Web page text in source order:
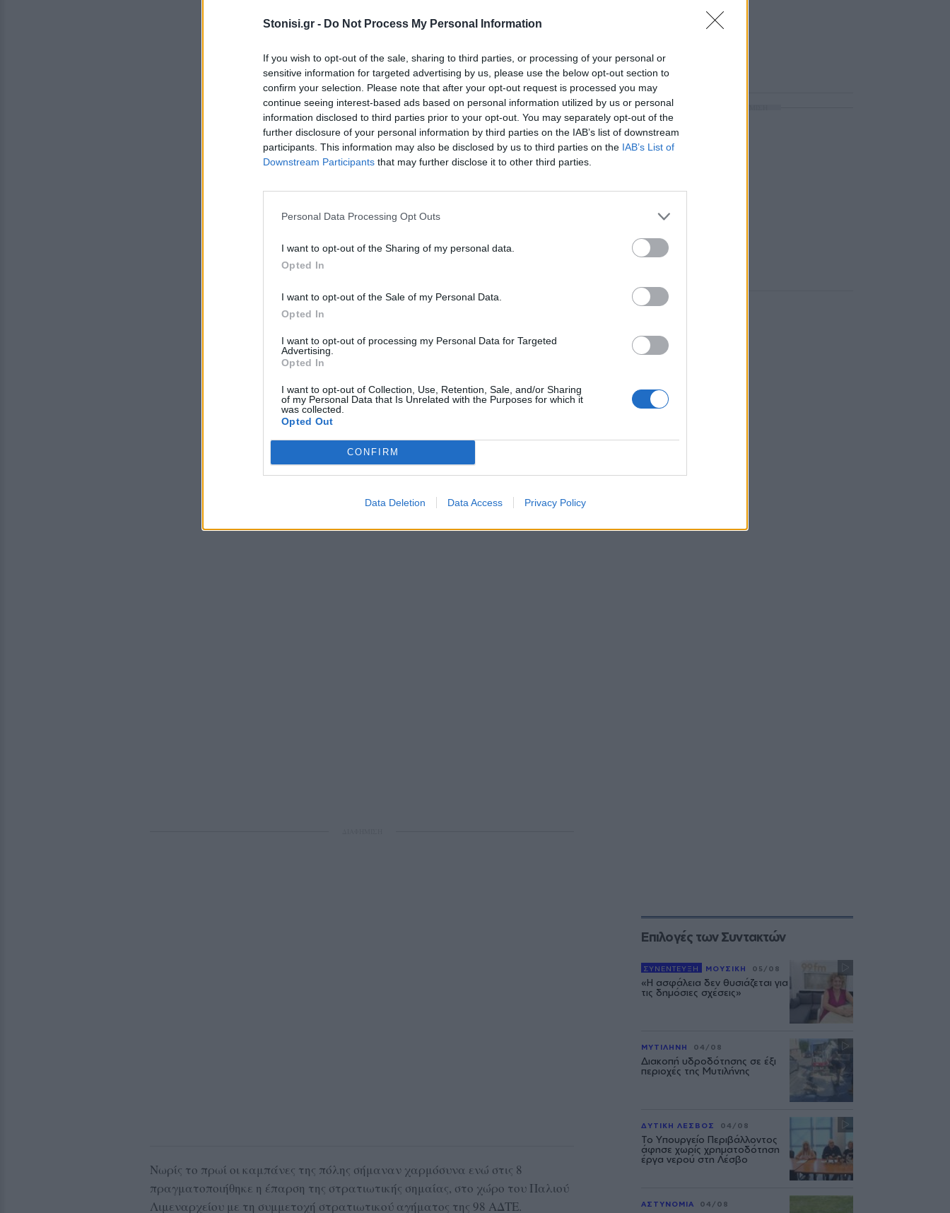
Stonisi.gr - Do Not Process My Personal Information
If you wish to opt-out of the sale, sharing to third parties, or processing of your personal or
sensitive information for targeted advertising by us, please use the below opt-out section to
confirm your selection. Please note that after your opt-out request is processed you may
continue seeing interest-based ads based on personal information utilized by us or personal
information disclosed to third parties prior to your opt-out. You may separately opt-out of the
further disclosure of your personal information by third parties on the IAB’s list of downstream
participants. This information may also be disclosed by us to third parties on the IAB’s List of
Downstream Participants that may further disclose it to other third parties.
Personal Data Processing Opt Outs
I want to opt-out of the Sharing of my personal data.
Opted In
I want to opt-out of the Sale of my Personal Data.
Opted In
I want to opt-out of processing my Personal Data for Targeted
Advertising.
Opted In
I want to opt-out of Collection, Use, Retention, Sale, and/or Sharing
of my Personal Data that Is Unrelated with the Purposes for which it
was collected.
Opted Out
CONFIRM
Data Deletion Data Access Privacy Policy
Νωρίς το πρωί οι καμπάνες της πόλης σήμαναν χαρμόσυνα ενώ στις 8
πραγματοποιήθηκε η έπαρση της στρατιωτικής σημαίας, στο χώρο του Παλιού
Λιμεναρχείου με τη συμμετοχή στρατιωτικού αγήματος της 98 ΑΔΤΕ.
Επιλογές των Συντακτών
ΣΥΝΕΝΤΕΥΞΗ ΜΟΥΣΙΚΗ 05/08
«Η ασφάλεια δεν θυσιάζεται για
τις δημόσιες σχέσεις»
ΜΥΤΙΛΗΝΗ 04/08
Διακοπή υδροδότησης σε έξι
περιοχές της Μυτιλήνης
ΔΥΤΙΚΗ ΛΕΣΒΟΣ 04/08
Το Υπουργείο Περιβάλλοντος
άφησε χωρίς χρηματοδότηση
έργα νερού στη Λέσβο
ΑΣΤΥΝΟΜΙΑ 04/08